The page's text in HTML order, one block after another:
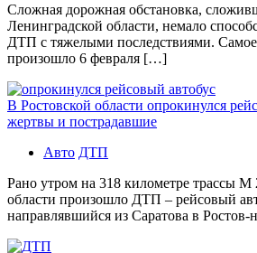
Сложная дорожная обстановка,
Ленинградской области, немало
ДТП с тяжелыми последствиями.
произошло 6 февраля […]
В Ростовской области опрокинулся
жертвы и пострадавшие
Авто ДТП
Рано утром на 318 километре трассы М
области произошло ДТП – рейсовый
направлявшийся из Саратова в